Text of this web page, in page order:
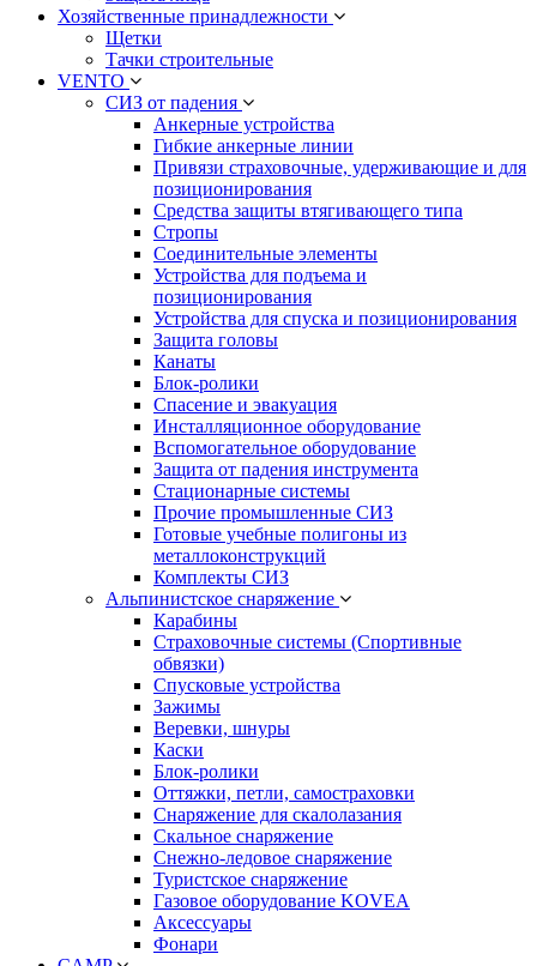
Хозяйственные принадлежности
Щетки
Тачки строительные
VENTO
СИЗ от падения
Анкерные устройства
Гибкие анкерные линии
Привязи страховочные, удерживающие и для
позиционирования
Средства защиты втягивающего типа
Стропы
Соединительные элементы
Устройства для подъема и
позиционирования
Устройства для спуска и позиционирования
Защита головы
Канаты
Блок-ролики
Спасение и эвакуация
Инсталляционное оборудование
Вспомогательное оборудование
Защита от падения инструмента
Стационарные системы
Прочие промышленные СИЗ
Готовые учебные полигоны из
металлоконструкций
Комплекты СИЗ
Альпинистское снаряжение
Карабины
Страховочные системы (Спортивные
обвязки)
Спусковые устройства
Зажимы
Веревки, шнуры
Каски
Блок-ролики
Оттяжки, петли, самостраховки
Снаряжение для скалолазания
Скальное снаряжение
Снежно-ледовое снаряжение
Туристское снаряжение
Газовое оборудование KOVEA
Аксессуары
Фонари